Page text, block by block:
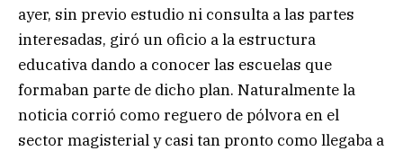
ayer, sin previo estudio ni consulta a las partes
interesadas, giró un oficio a la estructura
educativa dando a conocer las escuelas que
formaban parte de dicho plan. Naturalmente la
noticia corrió como reguero de pólvora en el
sector magisterial y casi tan pronto como llegaba a